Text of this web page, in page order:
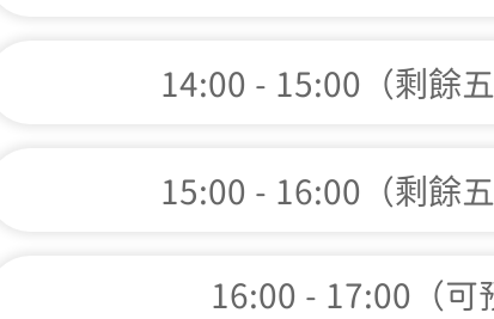
14:00 - 15:00（剩餘五
15:00 - 16:00（剩餘五
16:00 - 17:00（可